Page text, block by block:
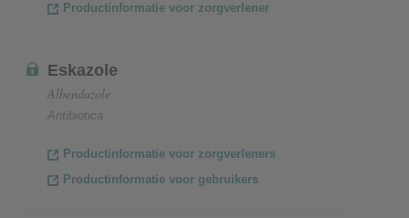
Productinformatie voor zorgverlener
Eskazole
Albendazole
Antibiotica
Productinformatie voor zorgverleners
Productinformatie voor gebruikers